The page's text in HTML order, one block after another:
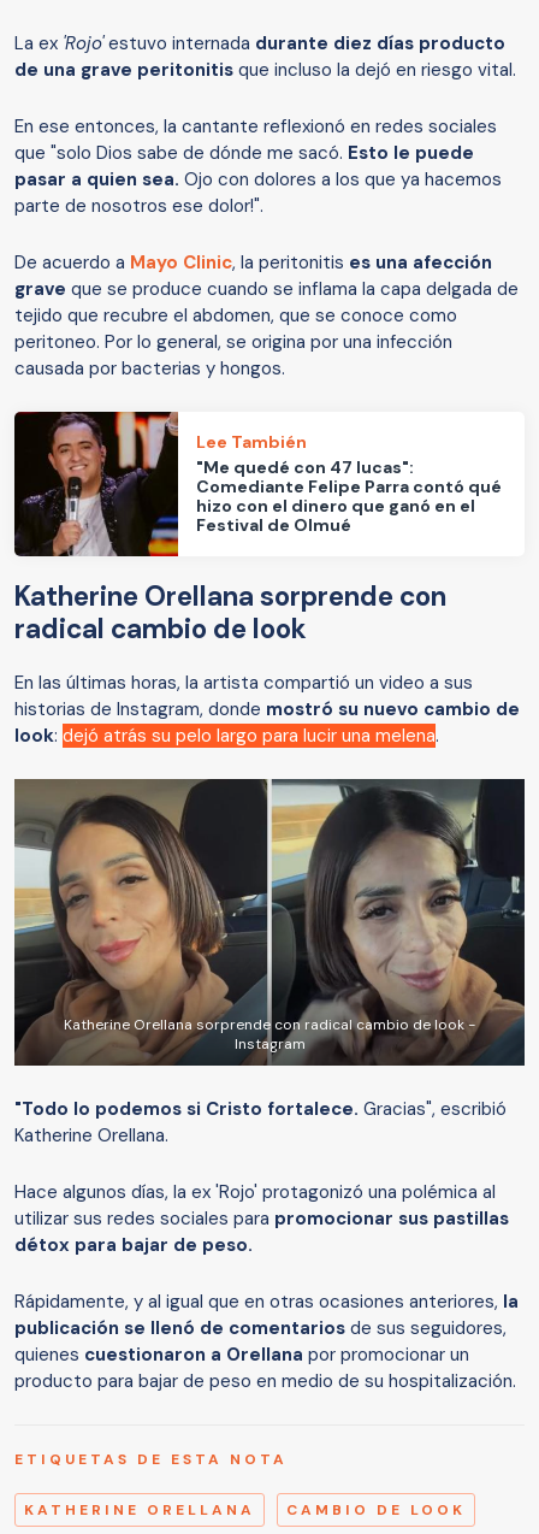
La ex 'Rojo'estuvo internada durante diez días producto
de una grave peritonitis que incluso la dejó en riesgo vital.
En ese entonces, la cantante reflexionó en redes sociales
que "solo Dios sabe de dónde me sacó. Esto le puede
pasar a quien sea. Ojo con dolores a los que ya hacemos
parte de nosotros ese dolor!".
De acuerdo a Mayo Clinic, la peritonitis es una afección
grave que se produce cuando se inflama la capa delgada de
tejido que recubre el abdomen, que se conoce como
peritoneo. Por lo general, se origina por una infección
causada por bacterias y hongos.
Lee También
"Me quedé con 47 lucas":
Comediante Felipe Parra contó qué
hizo con el dinero que ganó en el
Festival de Olmué
Katherine Orellana sorprende con
radical cambio de look
En las últimas horas, la artista compartió un video a sus
historias de Instagram, donde mostró su nuevo cambio de
look: dejó atrás su pelo largo para lucir una melena.
Katherine Orellana sorprende con radical cambio de look -
Instagram
"Todo lo podemos si Cristo fortalece. Gracias", escribió
Katherine Orellana.
Hace algunos días, la ex 'Rojo' protagonizó una polémica al
utilizar sus redes sociales para promocionar sus pastillas
détox para bajar de peso.
Rápidamente, y al igual que en otras ocasiones anteriores, la
publicación se llenó de comentarios de sus seguidores,
quienes cuestionaron a Orellana por promocionar un
producto para bajar de peso en medio de su hospitalización.
ETIQUETAS DE ESTA NOTA
KATHERINE ORELLANA CAMBIO DE LOOK